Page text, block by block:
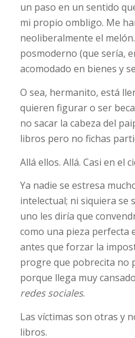
un paso en un sentido
mi propio ombligo. Me
neoliberalmente el
posmoderno (que sería,
acomodado en bienes y
O sea, hermanito, está
quieren figurar o ser
no sacar la cabeza del
libros pero no fichas
Allá ellos. Allá. Casi en el
Ya nadie se estresa
intelectual; ni siquiera se
uno les diría que
como una pieza perfecta
antes que forzar la
progre que pobrecita no
porque llega muy
redes sociales.
Las víctimas son otras y
libros.